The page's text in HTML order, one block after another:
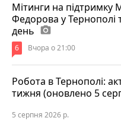
Мітинги на підтримку
Федорова у Тернополі
день photo_camera
6 Вчора о 21:00
Робота в Тернополі:
тижня (оновлено 5
5 серпня 2026 р.